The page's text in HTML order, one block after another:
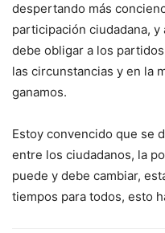
despertando más
participación ciudadana, y
debe obligar a los
las circunstancias y en la
ganamos.
Estoy convencido que se
entre los ciudadanos, la
puede y debe cambiar,
tiempos para todos, esto